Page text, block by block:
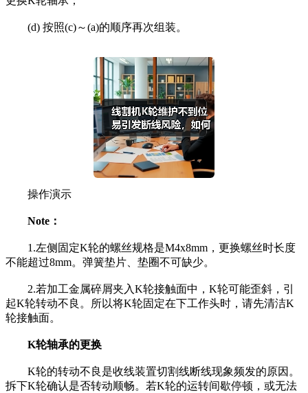
(d) 按照(c)～(a)的顺序再次组装。
操作演示
Note：
1.左侧固定K轮的螺丝规格是M4x8mm，更换螺丝时长度
不能超过8mm。弹簧垫片、垫圈不可缺少。
2.若加工金属碎屑夹入K轮接触面中，K轮可能歪斜，引
起K轮转动不良。所以将K轮固定在下工作头时，请先清洁K
轮接触面。
K轮轴承的更换
K轮的转动不良是收线装置切割线断线现象频发的原因。
拆下K轮确认是否转动顺畅。若K轮的运转间歇停顿，或无法